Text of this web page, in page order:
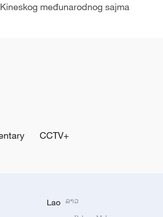
međunarodnog sajma
CCTV+
Lao ລາວ